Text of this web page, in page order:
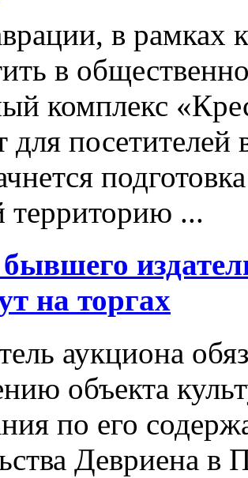
в
в
комплекс
для посетителей
территорию ...
на торгах
аукциона
объекта
по его
Девриена в